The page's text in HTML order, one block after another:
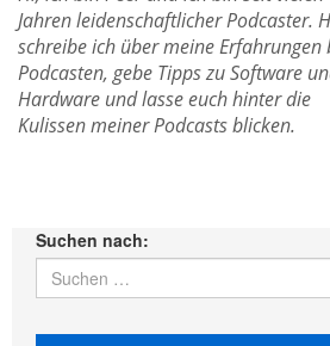
Jahren leidenschaftlicher Podcaster.
schreibe ich über meine Erfahrungen
Podcasten, gebe Tipps zu Software
Hardware und lasse euch hinter die
Kulissen meiner Podcasts blicken.
Suchen nach: